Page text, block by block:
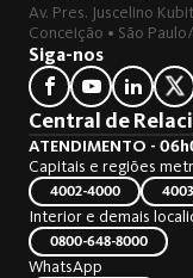
Av. Pres. Juscelino
Conceição • São Paulo/
Siga-nos
Central de
ATENDIMENTO -
Capitais e regiões
4002-4000
Interior e demais
0800-648-8000
WhatsApp